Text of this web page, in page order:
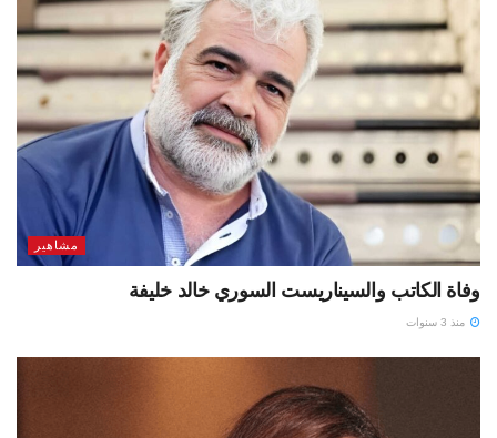
مشاهير
وفاة الكاتب والسيناريست السوري خالد خليفة
منذ 3 سنوات